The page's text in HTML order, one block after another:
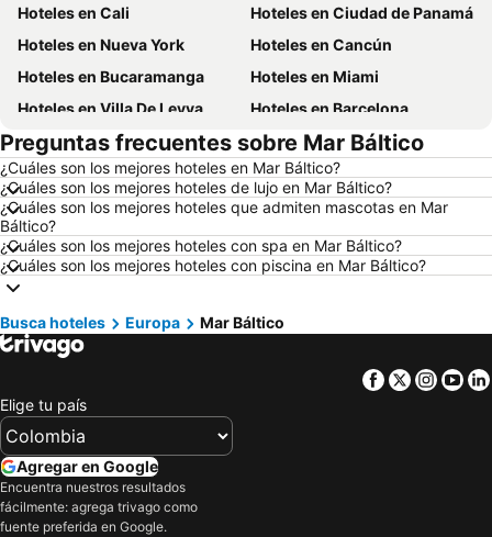
Hoteles en Cali
Hoteles en Ciudad de Panamá
Hoteles en Nueva York
Hoteles en Cancún
Hoteles en Bucaramanga
Hoteles en Miami
Hoteles en Villa De Leyva
Hoteles en Barcelona
Hoteles en Melgar
Hoteles en París
Hoteles en Roma
Hoteles en Ciudad de México
Hoteles en Pereira
Hoteles en Orlando
Hoteles en Villavicencio
Hoteles en Río de Janeiro
Hoteles en Girardot
Hoteles en Cundinamarca
Hoteles en Los Cabos
Hoteles en Colombia
Hoteles en Isla Margarita
Hoteles en Risaralda
Hoteles en EE. UU.
Hoteles en Quindío
Hoteles en Jamaica
Hoteles en Bahamas
Hoteles en Florida
Preguntas frecuentes sobre Mar Báltico
¿Cuáles son los mejores hoteles en Mar Báltico?
¿Cuáles son los mejores hoteles de lujo en Mar Báltico?
¿Cuáles son los mejores hoteles que admiten mascotas en Mar
Báltico?
¿Cuáles son los mejores hoteles con spa en Mar Báltico?
¿Cuáles son los mejores hoteles con piscina en Mar Báltico?
Busca hoteles Europa Mar Báltico
Facebook
Twitter
Elige tu país
Agregar en Google
Encuentra nuestros resultados
fácilmente: agrega trivago como
fuente preferida en Google.